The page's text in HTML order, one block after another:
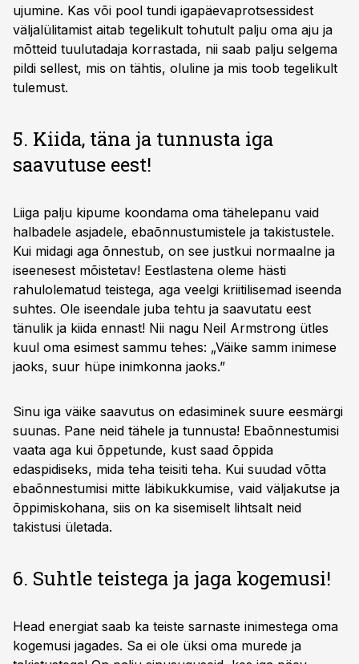
ujumine. Kas või pool tundi igapäevaprotsessidest
väljalülitamist aitab tegelikult tohutult palju oma aju ja
mõtteid tuulutadaja korrastada, nii saab palju selgema
pildi sellest, mis on tähtis, oluline ja mis toob tegelikult
tulemust.
5. Kiida, täna ja tunnusta iga
saavutuse eest!
Liiga palju kipume koondama oma tähelepanu vaid
halbadele asjadele, ebaõnnustumistele ja takistustele.
Kui midagi aga õnnestub, on see justkui normaalne ja
iseenesest mõistetav! Eestlastena oleme hästi
rahulolematud teistega, aga veelgi kriitilisemad iseenda
suhtes. Ole iseendale juba tehtu ja saavutatu eest
tänulik ja kiida ennast! Nii nagu Neil Armstrong ütles
kuul oma esimest sammu tehes: „Väike samm inimese
jaoks, suur hüpe inimkonna jaoks.”
Sinu iga väike saavutus on edasiminek suure eesmärgi
suunas. Pane neid tähele ja tunnusta! Ebaõnnestumisi
vaata aga kui õppetunde, kust saad õppida
edaspidiseks, mida teha teisiti teha. Kui suudad võtta
ebaõnnestumisi mitte läbikukkumise, vaid väljakutse ja
õppimiskohana, siis on ka sisemiselt lihtsalt neid
takistusi ületada.
6. Suhtle teistega ja jaga kogemusi!
Head energiat saab ka teiste sarnaste inimestega oma
kogemusi jagades. Sa ei ole üksi oma murede ja